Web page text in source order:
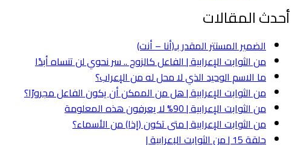
أحدث المقالات
الضمير المستتر المقدر بـ(أنا – أنت)
من الثوابت الإعرابية | الفاعل كالزوج .. سر نحوي لن تنساه أبدًا
ما الاسم الوحيد الذي لا محل له من الإعراب؟
من الثوابت الإعرابية | هل من الممكن أن يكون الفاعل مجرورًا؟
من الثوابت الإعرابية | 90% لا يعرفون هذه المعلومة
من الثوابت الإعرابية | متى تكون (إذا) من الأسماء؟
حلقة 15 | من الثوابت الإعرابية |